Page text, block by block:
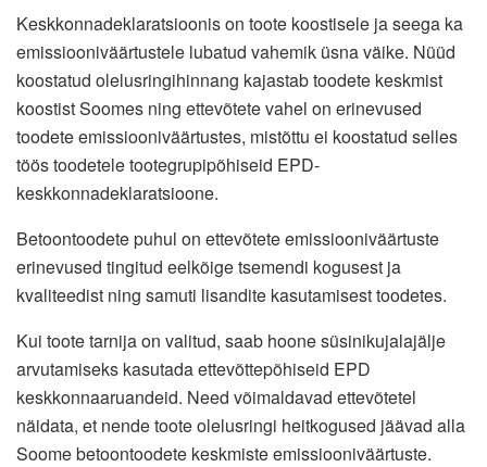
Keskkonnadeklaratsioonis on toote koostisele ja seega ka
emissiooniväärtustele lubatud vahemik üsna väike. Nüüd
koostatud olelusringihinnang kajastab toodete keskmist
koostist Soomes ning ettevõtete vahel on erinevused
toodete emissiooniväärtustes, mistõttu ei koostatud selles
töös toodetele tootegrupipõhiseid EPD-
keskkonnadeklaratsioone.
Betoontoodete puhul on ettevõtete emissiooniväärtuste
erinevused tingitud eelkõige tsemendi kogusest ja
kvaliteedist ning samuti lisandite kasutamisest toodetes.
Kui toote tarnija on valitud, saab hoone süsinikujalajälje
arvutamiseks kasutada ettevõttepõhiseid EPD
keskkonnaaruandeid. Need võimaldavad ettevõtetel
näidata, et nende toote olelusringi heitkogused jäävad alla
Soome betoontoodete keskmiste emissiooniväärtuste.